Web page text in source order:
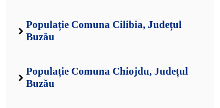
Populație Comuna Cilibia, Județul
Buzău
Populație Comuna Chiojdu, Județul
Buzău